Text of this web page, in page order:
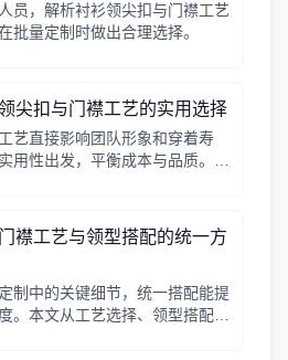
员，解析衬衫领尖扣与门襟工艺
批量定制时做出合理选择。
尖扣与门襟工艺的实用选择
艺直接影响团队形象和穿着寿
用性出发，平衡成本与品质。本
襟工艺与领型搭配的统一方
制中的关键细节，统一搭配能提
。本文从工艺选择、领型搭配、